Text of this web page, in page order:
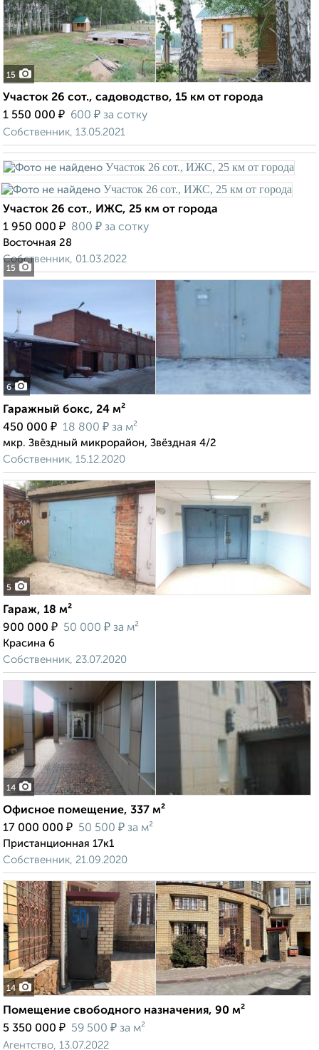
15
Участок 26 сот., садоводство, 15 км от города
1 550 000 ₽ 600 ₽ за сотку
Собственник, 13.05.2021
15
Участок 26 сот., ИЖС, 25 км от города
1 950 000 ₽ 800 ₽ за сотку
Восточная 28
Собственник, 01.03.2022
6
Гаражный бокс, 24 м²
450 000 ₽ 18 800 ₽ за м²
мкр. Звёздный микрорайон, Звёздная 4/2
Собственник, 15.12.2020
5
Гараж, 18 м²
900 000 ₽ 50 000 ₽ за м²
Красина 6
Собственник, 23.07.2020
14
Офисное помещение, 337 м²
17 000 000 ₽ 50 500 ₽ за м²
Пристанционная 17к1
Собственник, 21.09.2020
14
Помещение свободного назначения, 90 м²
5 350 000 ₽ 59 500 ₽ за м²
Агентство, 13.07.2022